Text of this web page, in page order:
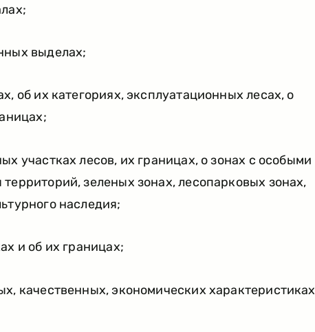
выделах;
об их категориях, эксплуатационных лесах, о
участках лесов, их границах, о зонах с особыми
зеленых зонах, лесопарковых зонах,
наследия;
и об их границах;
качественных, экономических характеристиках